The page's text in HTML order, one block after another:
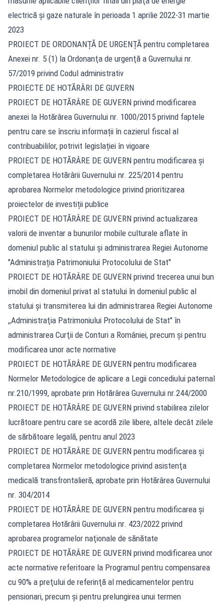
electrică şi gaze naturale în perioada 1 aprilie 2022-31 martie
2023
PROIECT DE ORDONANȚĂ DE URGENȚĂ pentru completarea
Anexei nr. 5 (1) la Ordonanţa de urgenţă a Guvernului nr.
57/2019 privind Codul administrativ
PROIECTE DE HOTĂRÂRI DE GUVERN
PROIECT DE HOTĂRÂRE DE GUVERN privind modificarea
anexei la Hotărârea Guvernului nr. 1000/2015 privind faptele
pentru care se înscriu informații în cazierul fiscal al
contribuabililor, potrivit legislației în vigoare
PROIECT DE HOTĂRÂRE DE GUVERN pentru modificarea și
completarea Hotărârii Guvernului nr. 225/2014 pentru
aprobarea Normelor metodologice privind prioritizarea
proiectelor de investiții publice
PROIECT DE HOTĂRÂRE DE GUVERN privind actualizarea
valorii de inventar a bunurilor mobile culturale aflate în
domeniul public al statului şi administrarea Regiei Autonome
"Administrația Patrimoniului Protocolului de Stat"
PROIECT DE HOTĂRÂRE DE GUVERN privind trecerea unui bun
imobil din domeniul privat al statului în domeniul public al
statului şi transmiterea lui din administrarea Regiei Autonome
,,Administraţia Patrimoniului Protocolului de Stat" în
administrarea Curţii de Conturi a României, precum şi pentru
modificarea unor acte normative
PROIECT DE HOTĂRÂRE DE GUVERN pentru modificarea
Normelor Metodologice de aplicare a Legii concediului paternal
nr.210/1999, aprobate prin Hotărârea Guvernului nr.244/2000
PROIECT DE HOTĂRÂRE DE GUVERN privind stabilirea zilelor
lucrătoare pentru care se acordă zile libere, altele decât zilele
de sărbătoare legală, pentru anul 2023
PROIECT DE HOTĂRÂRE DE GUVERN pentru modificarea şi
completarea Normelor metodologice privind asistenţa
medicală transfrontalieră, aprobate prin Hotărârea Guvernului
nr. 304/2014
PROIECT DE HOTĂRÂRE DE GUVERN pentru modificarea şi
completarea Hotărârii Guvernului nr. 423/2022 privind
aprobarea programelor naţionale de sănătate
PROIECT DE HOTĂRÂRE DE GUVERN privind modificarea unor
acte normative referitoare la Programul pentru compensarea
cu 90% a preţului de referinţă al medicamentelor pentru
pensionari, precum şi pentru prelungirea unui termen